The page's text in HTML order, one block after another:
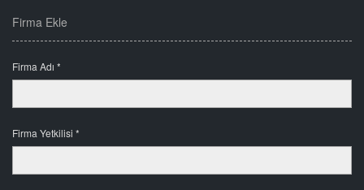
Firma Ekle
Firma Adı *
Firma Yetkilisi *